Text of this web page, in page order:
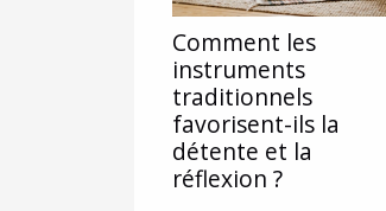
Comment les
instruments
traditionnels
favorisent-ils la
détente et la
réflexion ?